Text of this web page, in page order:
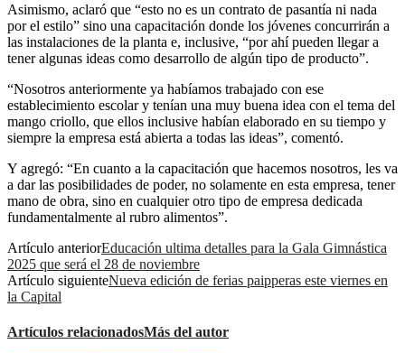
Asimismo, aclaró que “esto no es un contrato de pasantía ni nada
por el estilo” sino una capacitación donde los jóvenes concurrirán a
las instalaciones de la planta e, inclusive, “por ahí pueden llegar a
tener algunas ideas como desarrollo de algún tipo de producto”.
“Nosotros anteriormente ya habíamos trabajado con ese
establecimiento escolar y tenían una muy buena idea con el tema del
mango criollo, que ellos inclusive habían elaborado en su tiempo y
siempre la empresa está abierta a todas las ideas”, comentó.
Y agregó: “En cuanto a la capacitación que hacemos nosotros, les va
a dar las posibilidades de poder, no solamente en esta empresa, tener
mano de obra, sino en cualquier otro tipo de empresa dedicada
fundamentalmente al rubro alimentos”.
Artículo anteriorEducación ultima detalles para la Gala Gimnástica
2025 que será el 28 de noviembre
Artículo siguienteNueva edición de ferias paipperas este viernes en
la Capital
Artículos relacionadosMás del autor